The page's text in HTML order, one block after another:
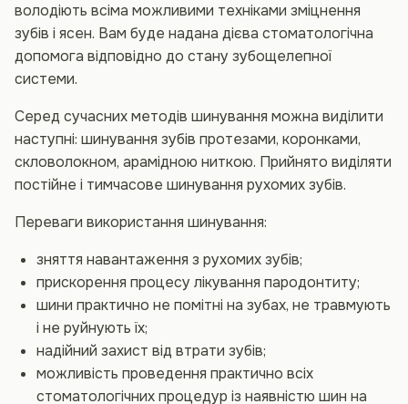
володіють всіма можливими техніками зміцнення
зубів і ясен. Вам буде надана дієва стоматологічна
допомога відповідно до стану зубощелепної
системи.
Серед сучасних методів шинування можна виділити
наступні: шинування зубів протезами, коронками,
скловолокном, арамідною ниткою. Прийнято виділяти
постійне і тимчасове шинування рухомих зубів.
Переваги використання шинування:
зняття навантаження з рухомих зубів;
прискорення процесу лікування пародонтиту;
шини практично не помітні на зубах, не травмують
і не руйнують їх;
надійний захист від втрати зубів;
можливість проведення практично всіх
стоматологічних процедур із наявністю шин на